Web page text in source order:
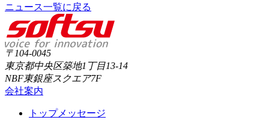
ニュース一覧に戻る
〒104-0045
東京都中央区築地1丁目13-14
NBF東銀座スクエア7F
会社案内
トップメッセージ